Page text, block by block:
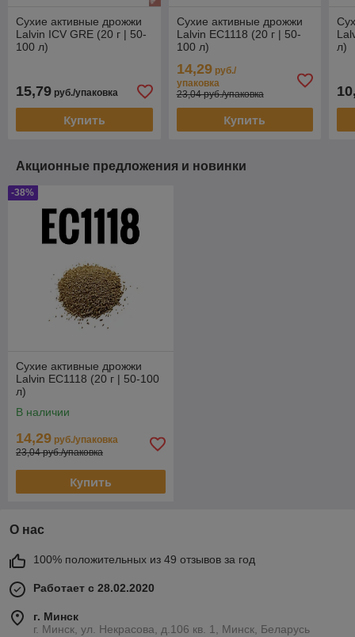
Сухие активные дрожжи
Lalvin ICV GRE (20 г | 50-
100 л)
15,79 руб./упаковка
Купить
Сухие активные дрожжи
Lalvin EC1118 (20 г | 50-
100 л)
14,29руб./
упаковка
23,04 руб./упаковка
Купить
л)
Акционные предложения и новинки
-38%
Сухие активные дрожжи
Lalvin EC1118 (20 г | 50-100
л)
В наличии
14,29 руб./упаковка
23,04 руб./упаковка
Купить
О нас
100% положительных из 49 отзывов за год
Работает с 28.02.2020
г. Минск
г. Минск, ул. Некрасова, д.106 кв. 1, Минск, Беларусь